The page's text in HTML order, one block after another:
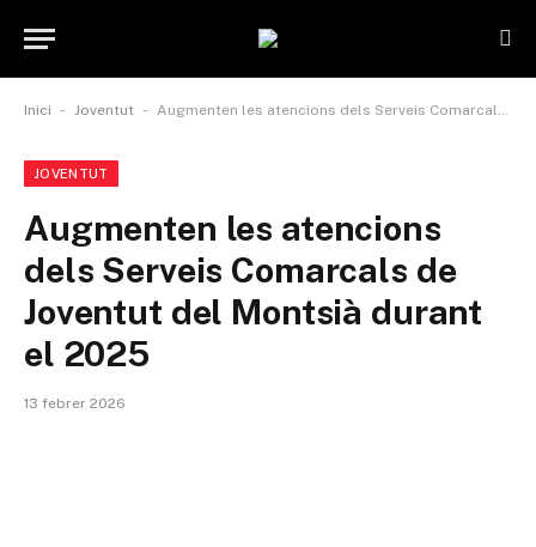
Inici - Joventut - Augmenten les atencions dels Serveis Comarcals de Joventut del Montsià durant el 2025
JOVENTUT
Augmenten les atencions
dels Serveis Comarcals de
Joventut del Montsià durant
el 2025
13 febrer 2026